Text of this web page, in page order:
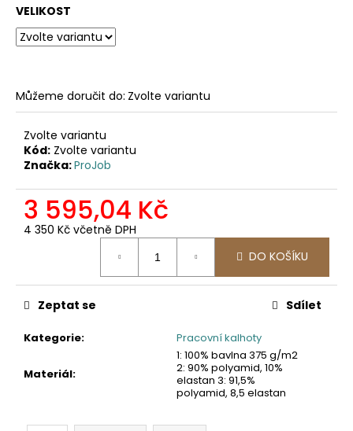
VELIKOST
Můžeme doručit do: Zvolte variantu
Zvolte variantu
Kód: Zvolte variantu
Značka:ProJob
3 595,04 Kč
4 350 Kč včetně DPH
DO KOŠÍKU
Kategorie: Pracovní kalhoty
Materiál:
1: 100% bavlna 375 g/m2
2: 90% polyamid, 10%
elastan 3: 91,5%
polyamid, 8,5 elastan
Zeptat se Sdílet
č
u
j
e
2030
PRACOVNÍ
FUNKČNÍ
TRIKO
247,11
Kč